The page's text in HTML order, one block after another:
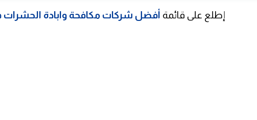
إطلع على قائمة أفضل شركات مكافحة وابادة